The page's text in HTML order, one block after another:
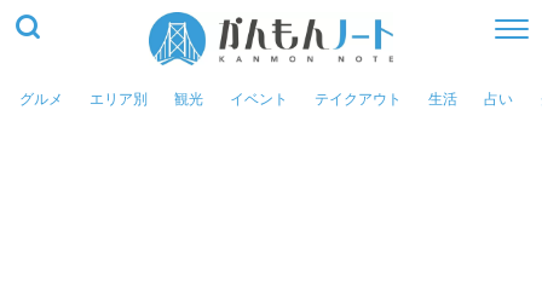
グルメ エリア別 観光 イベント テイクアウト 生活 占い